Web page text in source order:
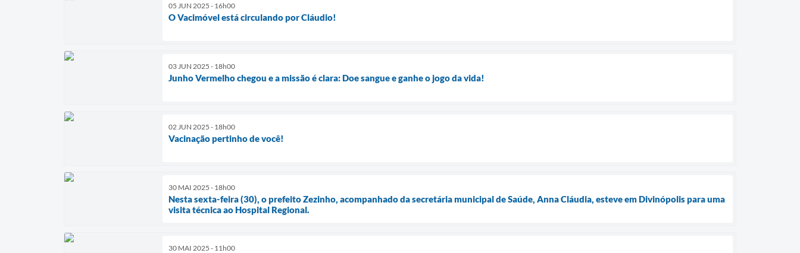
05 JUN 2025 - 16h00
O Vacimóvel está circulando por Cláudio!
03 JUN 2025 - 18h00
Junho Vermelho chegou e a missão é clara: Doe sangue e ganhe o jogo da vida!
02 JUN 2025 - 18h00
Vacinação pertinho de você!
30 MAI 2025 - 18h00
Nesta sexta-feira (30), o prefeito Zezinho, acompanhado da secretária municipal de Saúde, Anna Cláudia, esteve em Divinópolis para uma
visita técnica ao Hospital Regional.
30 MAI 2025 - 11h00